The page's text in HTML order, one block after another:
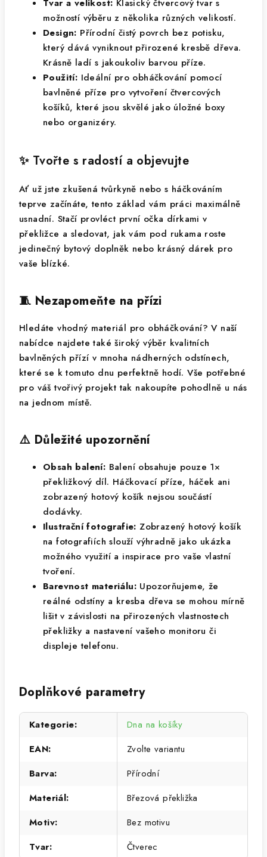
Tvar a velikost: Klasický čtvercový tvar s
možností výběru z několika různých velikostí.
Design: Přírodní čistý povrch bez potisku,
který dává vyniknout přirozené kresbě dřeva.
Krásně ladí s jakoukoliv barvou příze.
Použití: Ideální pro obháčkování pomocí
bavlněné příze pro vytvoření čtvercových
košíků, které jsou skvělé jako úložné boxy
nebo organizéry.
✨ Tvořte s radostí a objevujte
Ať už jste zkušená tvůrkyně nebo s háčkováním
teprve začínáte, tento základ vám práci maximálně
usnadní. Stačí provléct první očka dírkami v
překližce a sledovat, jak vám pod rukama roste
jedinečný bytový doplněk nebo krásný dárek pro
vaše blízké.
🧵 Nezapomeňte na přízi
Hledáte vhodný materiál pro obháčkování? V naší
nabídce najdete také široký výběr kvalitních
bavlněných přízí v mnoha nádherných odstínech,
které se k tomuto dnu perfektně hodí. Vše potřebné
pro váš tvořivý projekt tak nakoupíte pohodlně u nás
na jednom místě.
⚠️ Důležité upozornění
Obsah balení: Balení obsahuje pouze 1×
překližkový díl. Háčkovací příze, háček ani
zobrazený hotový košík nejsou součástí
dodávky.
Ilustrační fotografie: Zobrazený hotový košík
na fotografiích slouží výhradně jako ukázka
možného využití a inspirace pro vaše vlastní
tvoření.
Barevnost materiálu: Upozorňujeme, že
reálné odstíny a kresba dřeva se mohou mírně
lišit v závislosti na přirozených vlastnostech
překližky a nastavení vašeho monitoru či
displeje telefonu.
Doplňkové parametry
Kategorie:
Dna na košíky
EAN:
Zvolte variantu
Barva:
Přírodní
Materiál:
Březová překližka
Motiv:
Bez motivu
Tvar: Čtverec